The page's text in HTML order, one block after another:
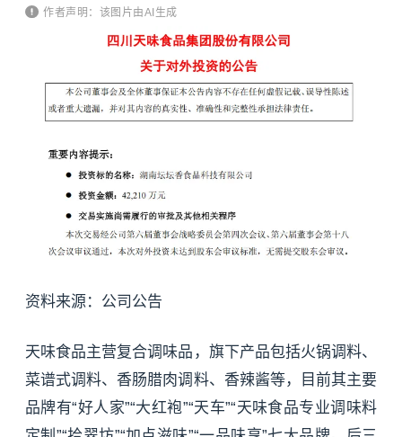
作者声明：该图片由AI生成
资料来源：公司公告
天味食品主营复合调味品，旗下产品包括火锅调料、
菜谱式调料、香肠腊肉调料、香辣酱等，目前其主要
品牌有“好人家”“大红袍”“天车”“天味食品专业调味料